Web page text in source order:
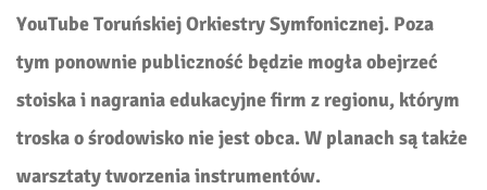
YouTube Toruńskiej Orkiestry Symfonicznej. Poza
tym ponownie publiczność będzie mogła obejrzeć
stoiska i nagrania edukacyjne firm z regionu, którym
troska o środowisko nie jest obca. W planach są także
warsztaty tworzenia instrumentów.